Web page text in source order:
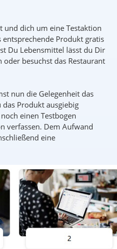
und dich um eine Testaktion
Produkt gratis
Du Lebensmittel lässt du Dir
besuchst das Restaurant
nun die Gelegenheit das
Produkt ausgiebig
einen Testbogen
verfassen. Dem Aufwand
eine